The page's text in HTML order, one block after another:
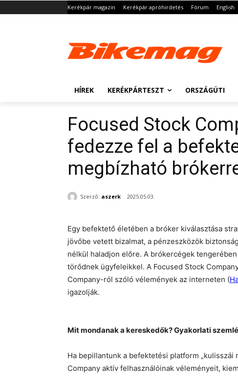
Kerékpár magazin Kerékpár apróhirdetés Fórum English
HÍREK KERÉKPÁRTESZT ORSZÁGÚTI
Focused Stock
fedezze fel a
megbízható
Szerző: aszerk 2025.05.03.
Egy befektető életében a bróker kiválasztása
jövőbe vetett bizalmat, a pénzeszközök
nélkül haladjon előre. A brókercégek
törődnek ügyfeleikkel. A Focused Stock
Company-ról szóló vélemények az interneten (
igazolják.
Mit mondanak a kereskedők? Gyakorlati
Ha bepillantunk a befektetési platform „kulisszái
Company aktív felhasználóinak véleményeit,